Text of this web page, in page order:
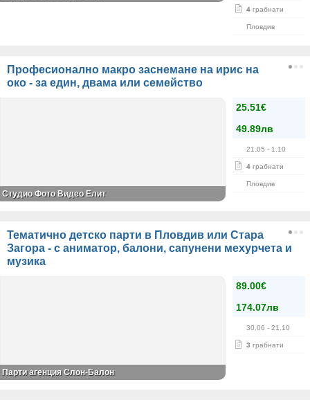
4 грабнати
Пловдив
Професионално макро заснемане на ирис на
око - за един, двама или семейство
25.51€
49.89лв
21.05 - 1.10
4 грабнати
Пловдив
Студио Фото Видео Елит
Тематично детско парти в Пловдив или Стара
Загора - с аниматор, балони, сапунени мехурчета и
музика
89.00€
174.07лв
30.06 - 21.10
3 грабнати
Парти агенция Слон-Балон